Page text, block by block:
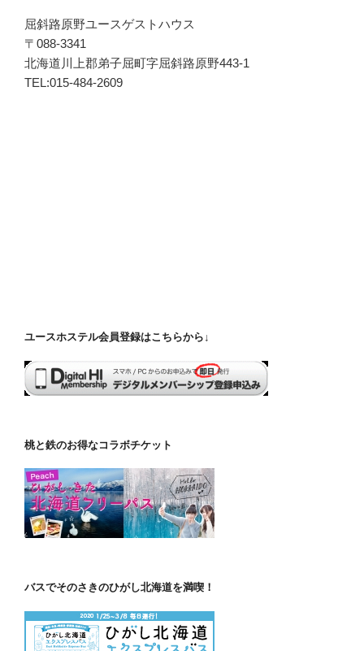
屈斜路原野ユースゲストハウス
〒088-3341
北海道川上郡弟子屈町字屈斜路原野443-1
TEL:015-484-2609
ユースホステル会員登録はこちらから↓
桃と鉄のお得なコラボチケット
バスでそのさきのひがし北海道を満喫！